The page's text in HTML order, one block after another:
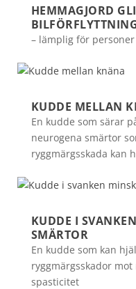
HEMMAGJORD
– lämplig för
KUDDE MELLAN
En kudde som särar
neurogena smärtor
ryggmärgsskada kan
KUDDE I
SMÄRTOR
En kudde som kan
ryggmärgsskador
spasticitet